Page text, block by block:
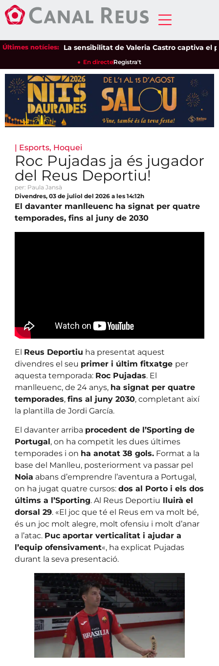
Últimes notícies:La sensibilitat de Valeria Castro captiva el
En directeRegistra't
| Esports, Hoquei
Roc Pujadas ja és jugador
del Reus Deportiu!
per: Paula Jansà
Divendres, 03 de juliol del 2026 a les 14:12h
El davanter manlleuenc ha signat per quatre
temporades, fins al juny de 2030
El Reus Deportiu ha presentat aquest
divendres el seu primer i últim fitxatge per
aquesta temporada: Roc Pujadas. El
manlleuenc, de 24 anys, ha signat per quatre
temporades, fins al juny 2030, completant així
la plantilla de Jordi García.
El davanter arriba procedent de l’Sporting de
Portugal, on ha competit les dues últimes
temporades i on ha anotat 38 gols. Format a la
base del Manlleu, posteriorment va passar pel
Noia abans d’emprendre l’aventura a Portugal,
on ha jugat quatre cursos: dos al Porto i els dos
últims a l’Sporting. Al Reus Deportiu lluirà el
dorsal 29. «El joc que té el Reus em va molt bé,
és un joc molt alegre, molt ofensiu i molt d’anar
a l’atac. Puc aportar verticalitat i ajudar a
l’equip ofensivament«, ha explicat Pujadas
durant la seva presentació.